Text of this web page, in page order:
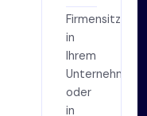
Firmensitzungen
in
Ihrem
Unternehmen
oder
in